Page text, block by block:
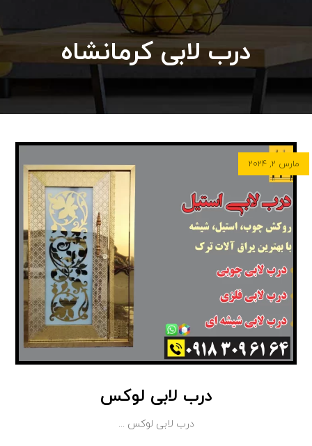
درب لابی کرمانشاه
درب لابی لوکس
مارس ۲, ۲۰۲۴
درب لابی لوکس ...